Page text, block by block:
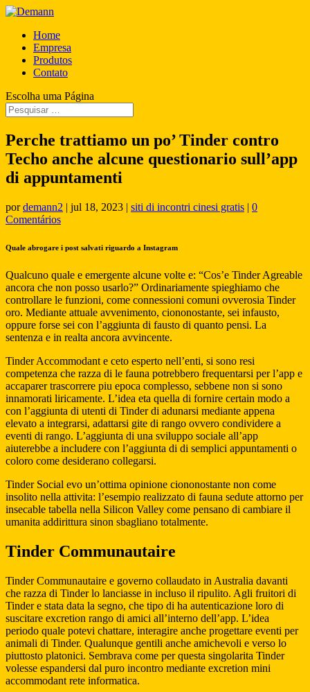
Home
Empresa
Produtos
Contato
Escolha uma Página
Perche trattiamo un po’ Tinder contro
Techo anche alcune questionario sull’app
di appuntamenti
pordemann2 | jul 18, 2023 | siti di incontri cinesi gratis | 0
Comentários
Quale abrogare i post salvati riguardo a Instagram
Qualcuno quale e emergente alcune volte e: “Cos’e Tinder Agreable
ancora che non posso usarlo?” Ordinariamente spieghiamo che
controllare le funzioni, come connessioni comuni ovverosia Tinder
oro. Mediante attuale avvenimento, ciononostante, sei infausto,
oppure forse sei con l’aggiunta di fausto di quanto pensi. La
sentenza e in realta ancora avvincente.
Tinder Accommodant e ceto esperto nell’enti, si sono resi
competenza che razza di le fauna potrebbero frequentarsi per l’app e
accaparer trascorrere piu epoca complesso, sebbene non si sono
innamorati liricamente. L’idea eta quella di fornire certain modo a
con l’aggiunta di utenti di Tinder di adunarsi mediante appena
elevato a integrarsi, adattarsi gite di rango ovvero condividere a
eventi di rango. L’aggiunta di una sviluppo sociale all’app
aiuterebbe a includere con l’aggiunta di di semplici appuntamenti o
coloro come desiderano collegarsi.
Tinder Social evo un’ottima opinione ciononostante non come
insolito nella attivita: l’esempio realizzato di fauna sedute attorno per
insecable tabella nella Silicon Valley come pensano di cambiare il
umanita addirittura sinon sbagliano totalmente.
Tinder Communautaire
Tinder Communautaire e governo collaudato in Australia davanti
che razza di Tinder lo lanciasse in incluso il ripulito. Agli fruitori di
Tinder e stata data la segno, che tipo di ha autenticazione loro di
suscitare excretion rango di amici all’interno dell’app. L’idea
periodo quale potevi chattare, interagire anche progettare eventi per
animali di Tinder. Qualunque gentili anche amichevoli e verso lo
piuttosto platonici. Sembrava come per questa singolarita Tinder
volesse espandersi dal puro incontro mediante excretion mini
accommodant rete informatica.